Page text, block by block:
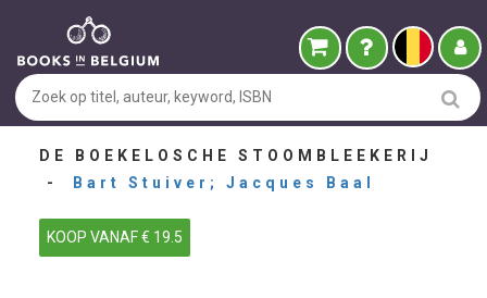
DE BOEKELOSCHE STOOMBLEEKERIJ
-
Bart Stuiver; Jacques Baal
KOOP VANAF € 19.5